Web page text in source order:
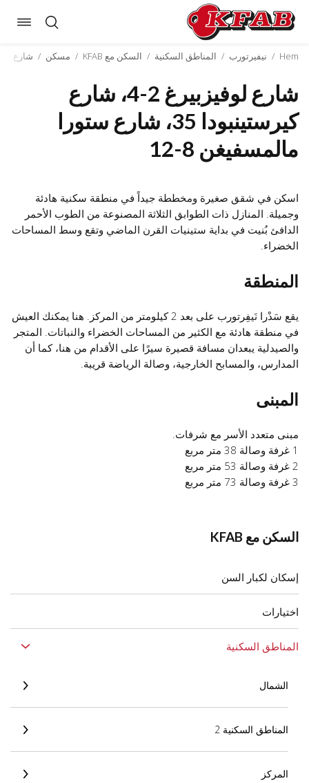
Skip
content
Hem
/ نيفيرتورب / المناطق السكنية / السكن مع KFAB / مسكن / شارع لوفيزبيرغ 2-4، شارع
السكن مع KFAB
إسكان لكبار السن
اختيارات
المناطق السكنية
الشمال
المناطق السكنية 2
المركز
شارع لوفيزبيرغ 2-4، شارع
كيرستينبودا 35، شارع ستورا
مالمسفيغن 8-12
اسكن في شقق صغيرة ومخططة جيداً في منطقة سكنية هادئة
وجميلة. المنازل ذات الطوابق الثلاثة المصنوعة من الطوب الأحمر
الدافئ بُنيت في بداية ستينيات القرن الماضي وتقع وسط المساحات
الخضراء.
المنطقة
يقع سَدْرا نَيفِرتورب على بعد 2 كيلومتر من المركز. هنا يمكنك العيش
في منطقة هادئة مع الكثير من المساحات الخضراء والنباتات. المتجر
والصيدلية يبعدان مسافة قصيرة سيرًا على الأقدام من هنا، كما أن
المدارس، والمسابح الخارجية، وصالة الرياضة قريبة.
المبنى
مبنى متعدد الأسر مع شرفات.
1 غرفة وصالة 38 متر مربع
2 غرفة وصالة 53 متر مربع
3 غرفة وصالة 73 متر مربع